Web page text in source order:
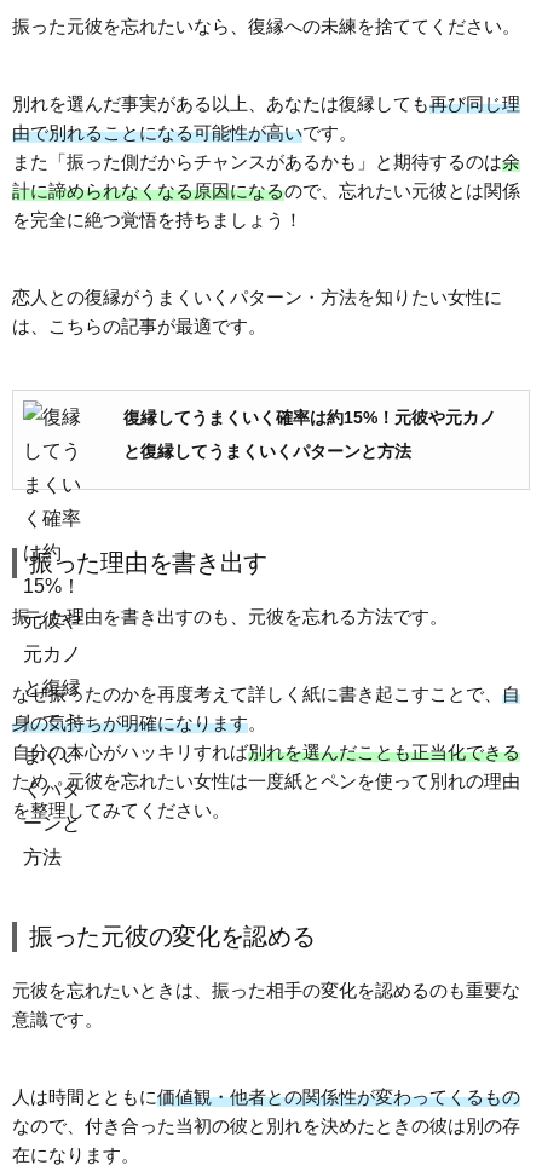
振った元彼を忘れたいなら、復縁への未練を捨ててください。
別れを選んだ事実がある以上、あなたは復縁しても再び同じ理
由で別れることになる可能性が高いです。
また「振った側だからチャンスがあるかも」と期待するのは余
計に諦められなくなる原因になるので、忘れたい元彼とは関係
を完全に絶つ覚悟を持ちましょう！
恋人との復縁がうまくいくパターン・方法を知りたい女性に
は、こちらの記事が最適です。
復縁してうまくいく確率は約15%！元彼や元カノ
と復縁してうまくいくパターンと方法
振った理由を書き出す
振った理由を書き出すのも、元彼を忘れる方法です。
なぜ振ったのかを再度考えて詳しく紙に書き起こすことで、 自
身の気持ちが明確になります。
自分の本心がハッキリすれば別れを選んだことも正当化できる
ため、元彼を忘れたい女性は一度紙とペンを使って別れの理由
を整理してみてください。
振った元彼の変化を認める
元彼を忘れたいときは、振った相手の変化を認めるのも重要な
意識です。
人は時間とともに価値観・他者との関係性が変わってくるもの
なので、付き合った当初の彼と別れを決めたときの彼は別の存
在になります。